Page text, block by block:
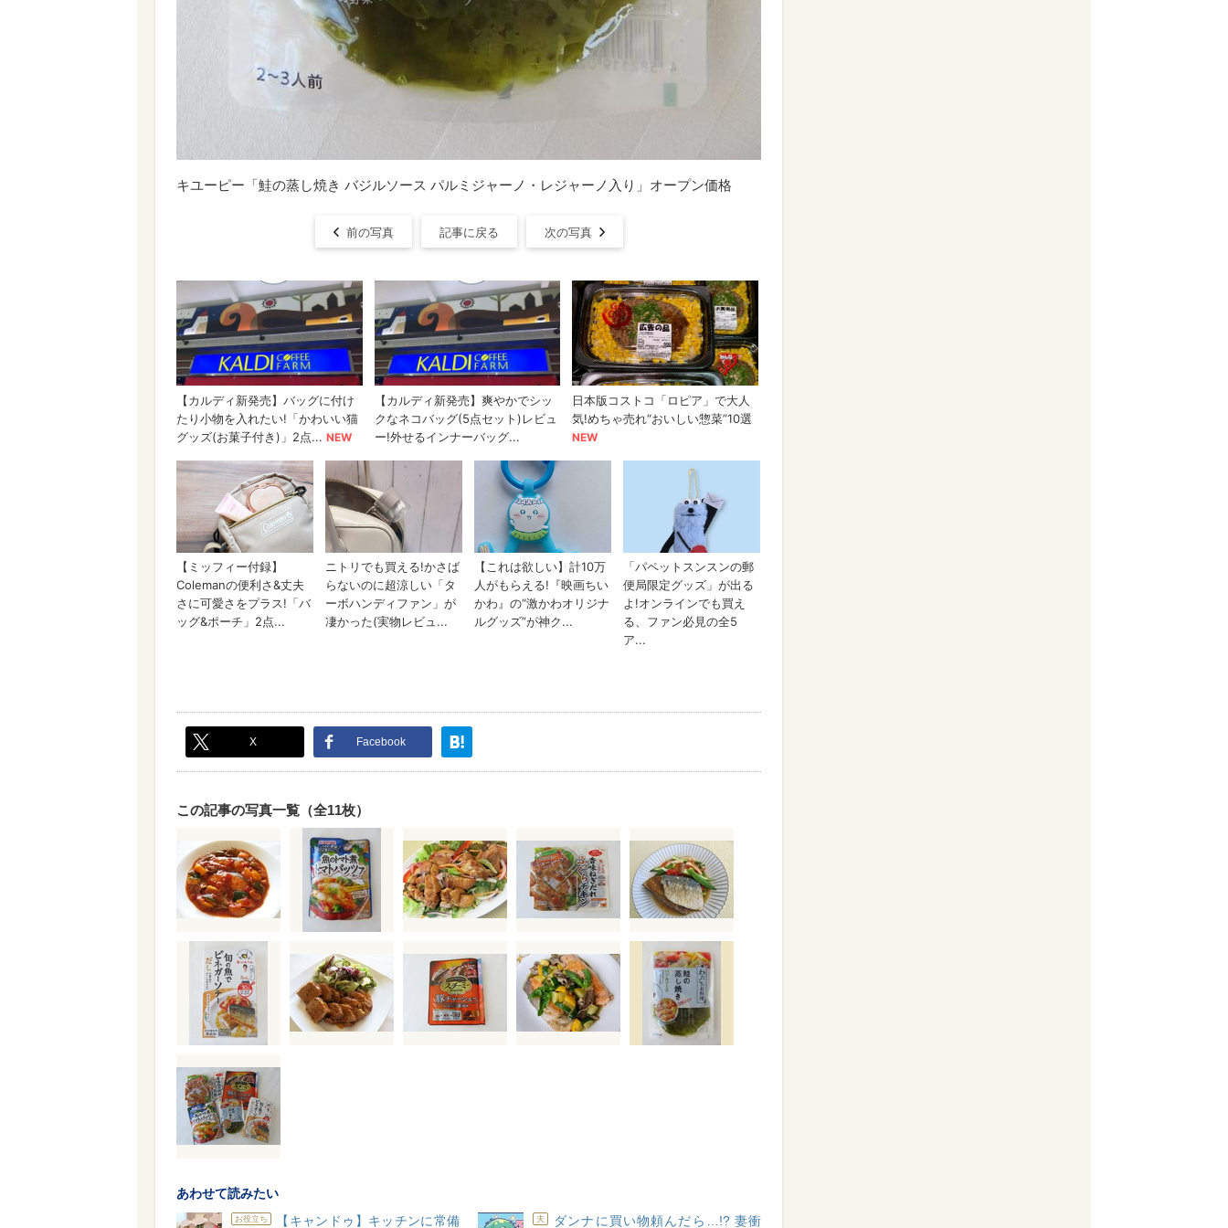
キユーピー「鮭の蒸し焼き バジルソース パルミジャーノ・レジャーノ入り」オープン価格
前の写真 記事に戻る 次の写真
X Facebook
この記事の写真一覧（全11枚）
あわせて読みたい
お役立ち
【キャンドゥ】キッチンに常備
夫
ダンナに買い物頼んだら…!? 妻衝